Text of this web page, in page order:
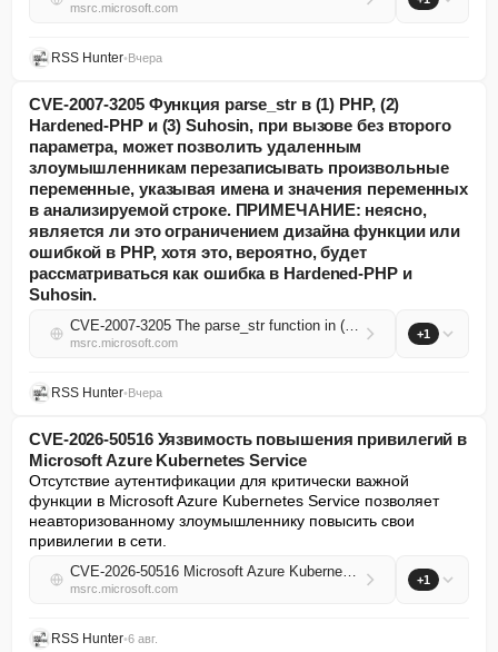
msrc.microsoft.com
RSS Hunter•Вчера
CVE-2007-3205 Функция parse_str в (1) PHP, (2)
Hardened-PHP и (3) Suhosin, при вызове без второго
параметра, может позволить удаленным
злоумышленникам перезаписывать произвольные
переменные, указывая имена и значения переменных
в анализируемой строке. ПРИМЕЧАНИЕ: неясно,
является ли это ограничением дизайна функции или
ошибкой в PHP, хотя это, вероятно, будет
рассматриваться как ошибка в Hardened-PHP и
Suhosin.
CVE-2007-3205 The parse_str function in (1) PHP, (2) Hardened-PHP, and (3) Suhosin, when called without a second parameter, might allow remote attackers to overwrite arbitrary variables by specifying variable names and values in the string to be pars...
msrc.microsoft.com
+1
RSS Hunter•Вчера
CVE-2026-50516 Уязвимость повышения привилегий в
Microsoft Azure Kubernetes Service
Отсутствие аутентификации для критически важной
функции в Microsoft Azure Kubernetes Service позволяет
неавторизованному злоумышленнику повысить свои
привилегии в сети.
CVE-2026-50516 Microsoft Azure Kubernetes Service Elevation of Privilege Vulnerability
msrc.microsoft.com
+1
RSS Hunter•6 авг.